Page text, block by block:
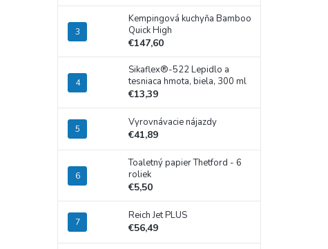
Kempingová kuchyňa Bamboo
Quick High
€147,60
Sikaflex®-522 Lepidlo a
tesniaca hmota, biela, 300 ml
€13,39
Vyrovnávacie nájazdy
€41,89
Toaletný papier Thetford - 6
roliek
€5,50
Reich Jet PLUS
€56,49